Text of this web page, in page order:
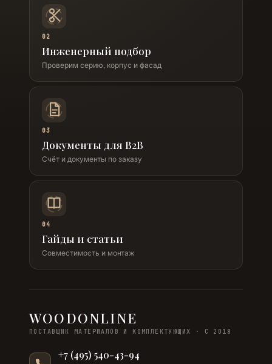
02
Инженерный подбор
Проверим серию, корпус и фасад
03
Документы для B2B
Счёт и документы по заказу
04
Гайды и статьи
Совместимость и монтаж
WOODONLINE
ПОСТАВЩИК МАТЕРИАЛОВ И КОМПЛЕКТУЮЩИХ · С 2018
+7 (495) 540-43-94